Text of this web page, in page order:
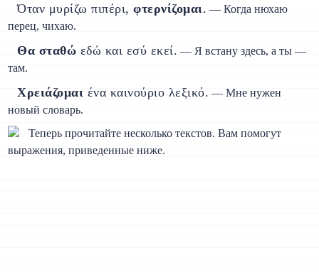
Όταν μυρίζω πιπέρι, φτερνίζομαι. — Когда нюхаю
перец, чихаю.
Θα σταθώ εδώ και εσύ εκεί. — Я встану здесь, а ты —
там.
Χρειάζομαι ένα καινούριο λεξικό. — Мне нужен
новый словарь.
Теперь прочитайте несколько текстов. Вам помогут
выражения, приведенные ниже.